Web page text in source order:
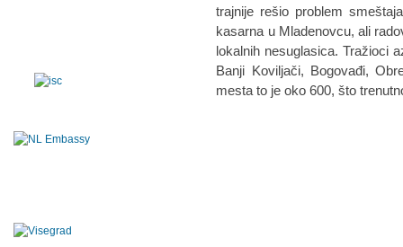
trajnije rešio problem
kasarna u Mladenovcu, ali
lokalnih nesuglasica. Tražioci
Banji Koviljači, Bogovađi,
mesta to je oko 600, što